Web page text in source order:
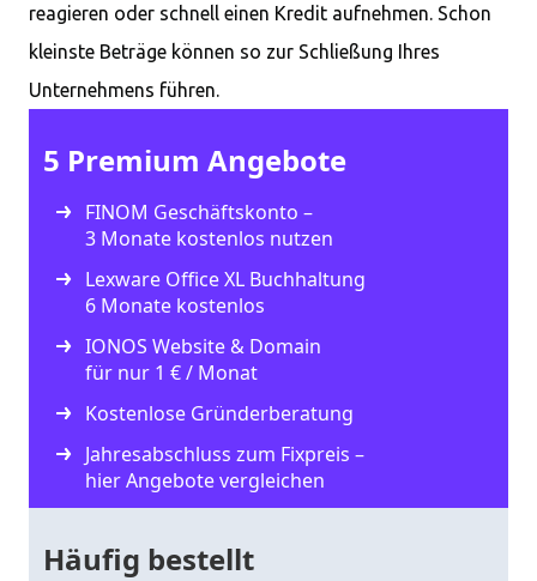
reagieren oder schnell einen Kredit aufnehmen. Schon
kleinste Beträge können so zur Schließung Ihres
Unternehmens führen.
5 Premium Angebote
FINOM Geschäftskonto –
3 Monate kostenlos nutzen
Lexware Office XL Buchhaltung
6 Monate kostenlos
IONOS Website & Domain
für nur 1 € / Monat
Kostenlose Gründerberatung
Jahresabschluss zum Fixpreis –
hier Angebote vergleichen
Häufig bestellt